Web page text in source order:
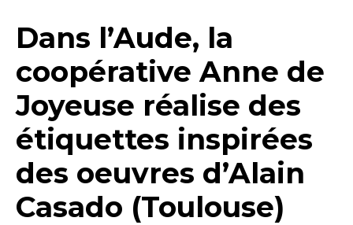
Dans l’Aude, la
coopérative Anne de
Joyeuse réalise des
étiquettes inspirées
des oeuvres d’Alain
Casado (Toulouse)